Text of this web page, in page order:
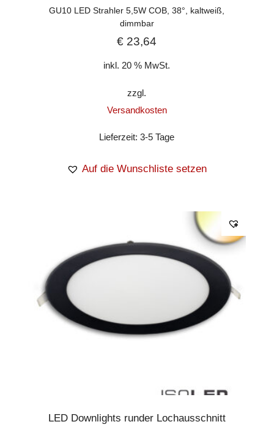
GU10 LED Strahler 5,5W COB, 38°, kaltweiß,
dimmbar
€ 23,64
inkl. 20 % MwSt.
zzgl.
Versandkosten
Lieferzeit:3-5 Tage
Auf die Wunschliste setzen
LED Downlights runder Lochausschnitt